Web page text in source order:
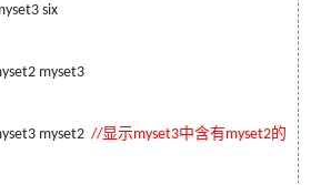
six
myset3
myset2 //显示myset3中含有myset2的